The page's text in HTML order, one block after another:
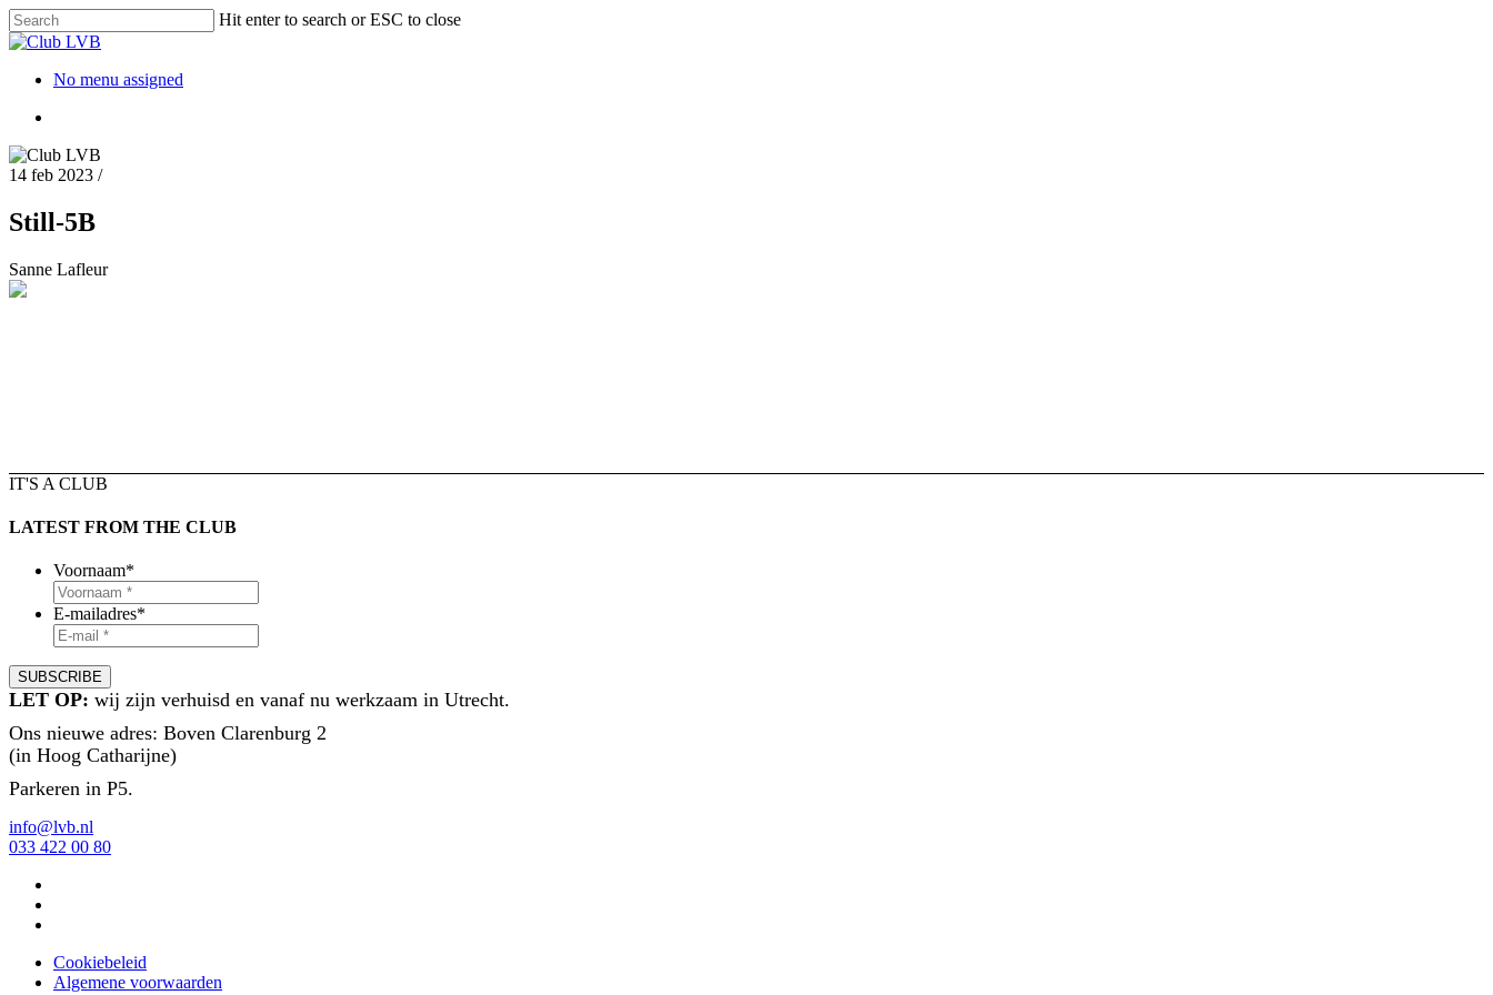
Hit enter to search or ESC to close
No menu assigned
14 feb 2023 /
Still-5B
Sanne Lafleur
IT'S A CLUB
LATEST FROM THE CLUB
Voornaam*
E-mailadres*
LET OP: wij zijn verhuisd en vanaf nu werkzaam in Utrecht.
Ons nieuwe adres: Boven Clarenburg 2
(in Hoog Catharijne)
Parkeren in P5.
info@lvb.nl
033 422 00 80
Cookiebeleid
Algemene voorwaarden